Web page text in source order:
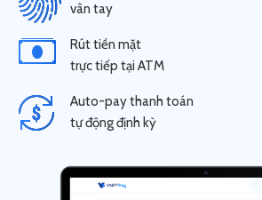
vân tay
Rút tiền mặt
trực tiếp tại ATM
Auto-pay thanh toán
tự động định kỳ